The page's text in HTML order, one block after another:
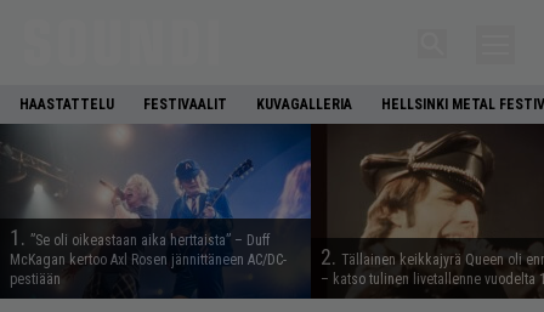
HAASTATTELU FESTIVAALIT KUVAGALLERIA HELLSINKI METAL
1. ”Se oli oikeastaan aika herttaista” – Duff
McKagan kertoo Axl Rosen jännittäneen AC/DC-
pestiään
2. Tällainen keikkajyrä Queen oli
– katso tulinen livetallenne vuodelta